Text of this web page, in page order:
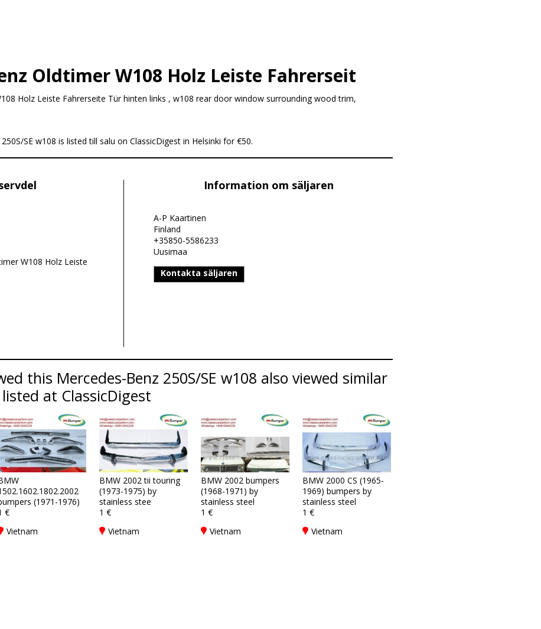
Oldtimer W108 Holz Leiste Fahrerseit
Holz Leiste Fahrerseite Tür hinten links , w108 rear door window surrounding wood trim,
SE w108 is listed till salu on ClassicDigest in Helsinki for €50.
W108 Holz Leiste
Information om säljaren
A-P Kaartinen
Finland
+35850-5586233
Uusimaa
Kontakta säljaren
this Mercedes-Benz 250S/SE w108 also viewed similar
at ClassicDigest
(1971-1976)
€
Vietnam
BMW 2002 tii touring
(1973-1975) by
stainless stee
1 €
Vietnam
BMW 2002 bumpers
(1968-1971) by
stainless steel
1 €
Vietnam
BMW 2000 CS (1965-
1969) bumpers by
stainless steel
1 €
Vietnam